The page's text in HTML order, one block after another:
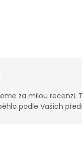
za milou recenzi.
podle Vašich